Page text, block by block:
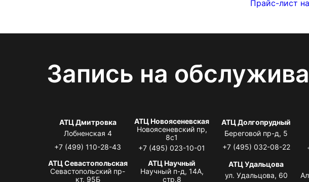
Прайс-лист
Запись на
АТЦ Дмитровка
Лобненская 4
+7 (499) 110-28-43
АТЦ Новоясеневская
Новоясеневский пр,
8с1
+7 (495) 023-10-01
АТЦ Долгопрудный
Береговой пр-д, 5
+7 (495) 032-08-22
АТЦ Севастопольская
Севастопольский пр-
кт, 95Б
АТЦ Научный
Научный п-д, 14А,
стр.8
АТЦ Удальцова
ул. Удальцова, 60